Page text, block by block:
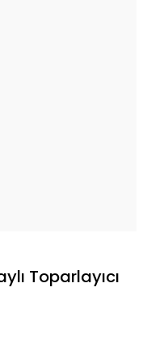
Toparlayıcı